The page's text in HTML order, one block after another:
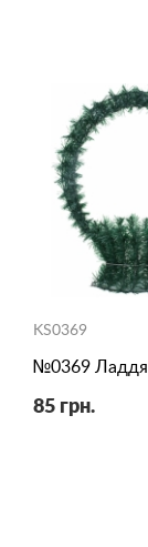
KS0369
№0369 Ладдя
85 грн.